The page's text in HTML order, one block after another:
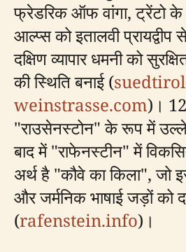
फ्रेडरिक ऑफ वांगा, ट्रेंटो के
आल्प्स को इतालवी प्रायद्वीप
दक्षिण व्यापार धमनी को
की स्थिति बनाई (
weinstrasse.com)।
"राउसेनस्टोन" के रूप में
बाद में "राफेनस्टीन" में
अर्थ है "कौवे का किला", जो
और जर्मनिक भाषाई जड़ों को
(rafenstein.info)।